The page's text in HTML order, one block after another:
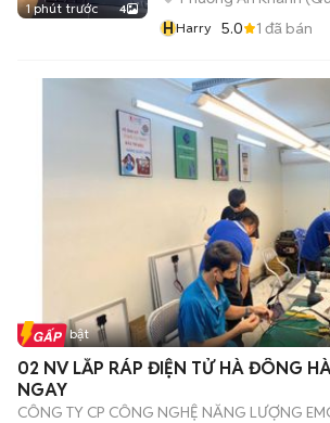
1 phút trước 4
HHarry 5.0 1 đã bán
Tin nổi bật
02 NV LẮP RÁP ĐIỆN TỬ HÀ ĐÔNG
NGAY
CÔNG TY CP CÔNG NGHỆ NĂNG LƯỢNG